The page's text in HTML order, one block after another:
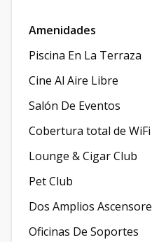
Amenidades
Piscina En La Terraza
Cine Al Aire Libre
Salón De Eventos
Cobertura total de WiFi
Lounge & Cigar Club
Pet Club
Dos Amplios
Oficinas De Soportes